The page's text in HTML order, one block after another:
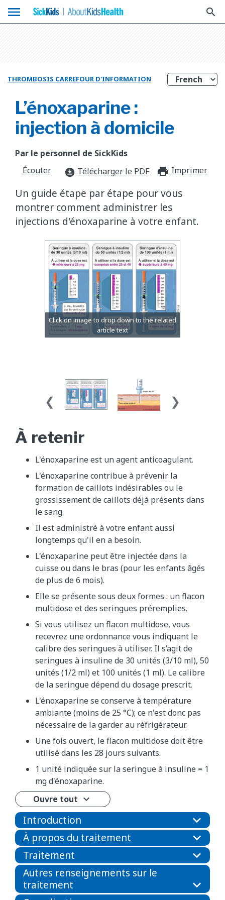
menu search
THROMBOSIS CARREFOUR D'INFORMATION
L’énoxaparine :
injection à domicile
Par le personnel de SickKids
Écouter
download_for_offline Télécharger le PDF Imprimer
Un guide étape par étape pour vous
montrer comment administrer les
injections d'énoxaparine à votre enfant.
À​ retenir
L'énoxaparine est un agent anticoagulant.
L'énoxaparine contribue à prévenir la
formation de caillots indésirables ou le
grossissement de caillots déjà présents dans
le sang.
Il est administré à votre enfant aussi
longtemps qu'il en a besoin.
L'énoxaparine peut être injectée dans la
cuisse ou dans le bras (pour les enfants âgés
de plus de 6 mois).
Elle se présente sous deux formes : un flacon
multidose et des seringues préremplies.
Si vous utilisez un flacon multidose, vous
recevrez une ordonnance vous indiquant le
calibre des seringues à utiliser. Il s’agit de
seringues à insuline de 30 unités (3/10 ml), 50
unités (1/2 ml) et 100 unités (1 ml). Le calibre
de la seringue dépend du dosage prescrit.
L'énoxaparine se conserve à température
ambiante (moins de 25 °C); ce n'est donc pas
nécessaire de la garder au réfrigérateur.
Une fois ouvert, le flacon multidose doit être
utilisé dans les 28 jours suivants.
1 unité indiquée sur la seringue à insuline = 1
mg d'énoxaparine.
Ouvre tout
Introduction
À propos du traitement
Traitement
Autres renseignements sur le
traitement